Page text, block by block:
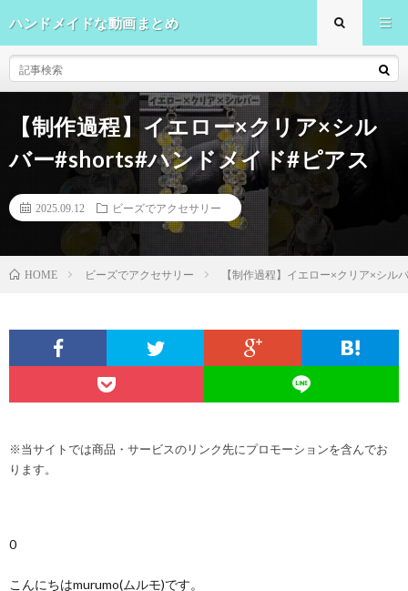
ハンドメイドな動画まとめ
【制作過程】イエロー×クリア×シル
バー#shorts#ハンドメイド#ピアス
2025.09.12 ビーズでアクセサリー
HOME ビーズでアクセサリー 【制作過程】イエロー×クリア×シ
※当サイトでは商品・サービスのリンク先にプロモーションを含んでお
ります。
0
こんにちはmurumo(ムルモ)です。